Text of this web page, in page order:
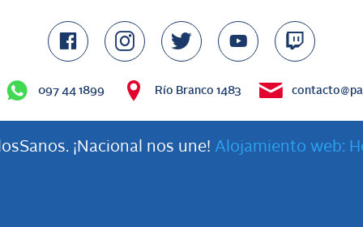
097 44 1899 Río Branco 1483
¡Nacional nos une! Alojamiento web: